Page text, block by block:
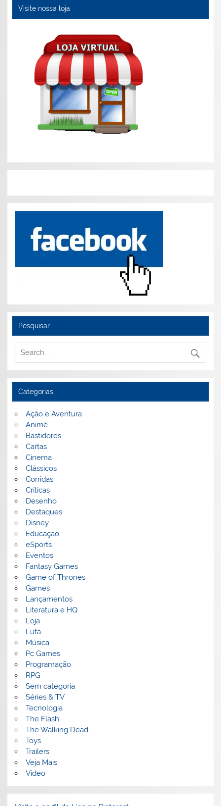
Visite nossa loja
Pesquisar
Categorias
Ação e Aventura
Animê
Bastidores
Cartas
Cinema
Clássicos
Corridas
Críticas
Desenho
Destaques
Disney
Educação
eSports
Eventos
Fantasy Games
Game of Thrones
Games
Lançamentos
Literatura e HQ
Loja
Luta
Música
Pc Games
Programação
RPG
Sem categoria
Séries & TV
Tecnologia
The Flash
The Walking Dead
Toys
Trailers
Veja Mais
Vídeo